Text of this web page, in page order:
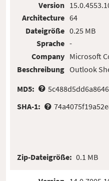
Version
Architecture
Dateigröße
Sprache
Company
Beschreibung
64
0.25 MB
-
Microsoft
Outlook
MD5:
SHA-1:
Zip-Dateigröße: 0.1 MB